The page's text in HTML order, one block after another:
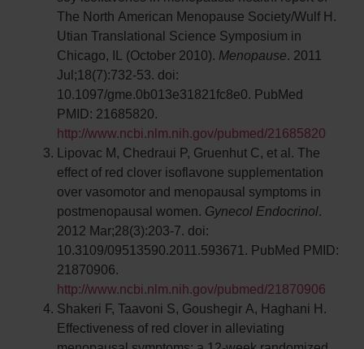
The North American Menopause Society/Wulf H.
Utian Translational Science Symposium in
Chicago, IL (October 2010). Menopause. 2011
Jul;18(7):732-53. doi:
10.1097/gme.0b013e31821fc8e0. PubMed
PMID: 21685820.
http://www.ncbi.nlm.nih.gov/pubmed/21685820
Lipovac M, Chedraui P, Gruenhut C, et al. The
effect of red clover isoflavone supplementation
over vasomotor and menopausal symptoms in
postmenopausal women. Gynecol Endocrinol.
2012 Mar;28(3):203-7. doi:
10.3109/09513590.2011.593671. PubMed PMID:
21870906.
http://www.ncbi.nlm.nih.gov/pubmed/21870906
Shakeri F, Taavoni S, Goushegir A, Haghani H.
Effectiveness of red clover in alleviating